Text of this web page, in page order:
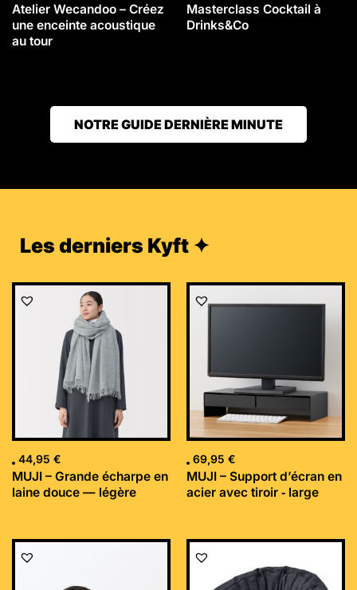
Atelier Wecandoo – Créez
une enceinte acoustique
au tour
Masterclass Cocktail à
Drinks&Co
NOTRE GUIDE DERNIÈRE MINUTE
Les derniers Kyft ✦
44,95 €
MUJI – Grande écharpe en
laine douce — légère
69,95 €
MUJI – Support d’écran en
acier avec tiroir ‐ large